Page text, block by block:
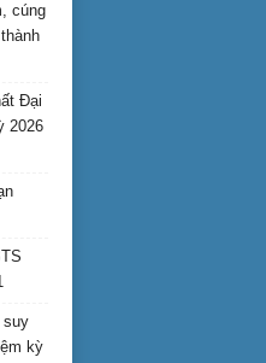
cúng
Đại
2026
suy
kỳ